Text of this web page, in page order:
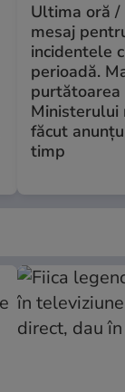
Ultima oră /
mesaj
incidentele
perioadă.
purtătoarea
Ministerului
făcut
timp